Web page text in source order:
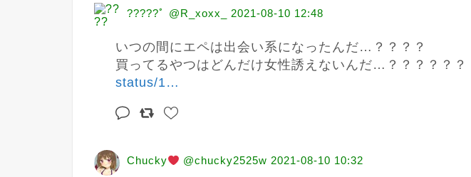
?????ﾟ @R_xoxx_ 2021-08-10 12:48
いつの間にエペは出会い系になったんだ…？？？？
買ってるやつはどんだけ女性誘えないんだ…？？？？？？
status/1…
Chucky @chucky2525w 2021-08-10 10:32